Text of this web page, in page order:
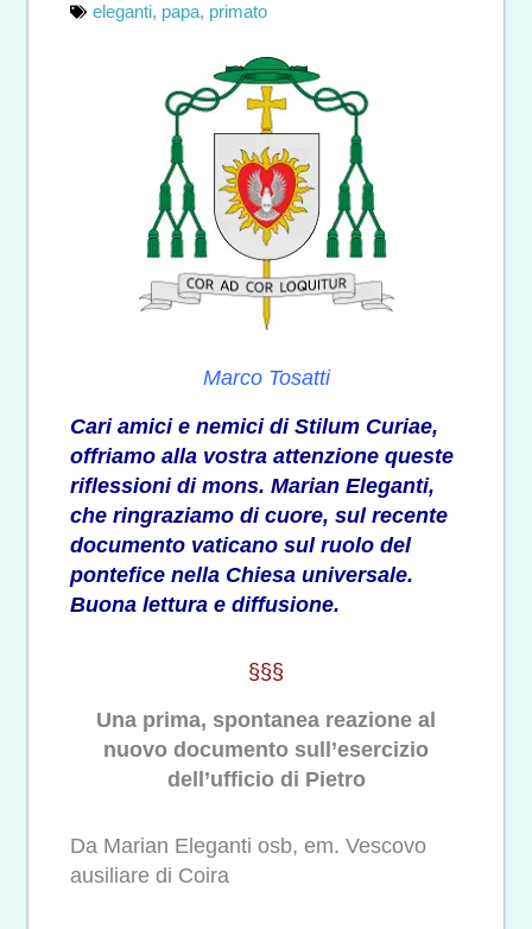
eleganti, papa, primato
Marco Tosatti
Cari amici e nemici di Stilum Curiae,
offriamo alla vostra attenzione queste
riflessioni di mons. Marian Eleganti,
che ringraziamo di cuore, sul recente
documento vaticano sul ruolo del
pontefice nella Chiesa universale.
Buona lettura e diffusione.
§§§
Una prima, spontanea reazione al
nuovo documento sull’esercizio
dell’ufficio di Pietro
Da Marian Eleganti osb, em. Vescovo
ausiliare di Coira